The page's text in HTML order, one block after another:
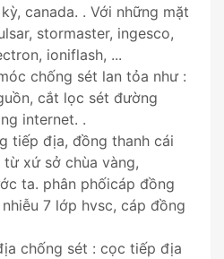
canada. . Với những mặt
stormaster, ingesco,
ioniflash, ...
chống sét lan tỏa như :
cắt lọc sét đường
internet. .
tiếp địa, đồng thanh cái
từ xứ sở chùa vàng,
ta. phân phốicáp đồng
7 lớp hvsc, cáp đồng
chống sét : cọc tiếp địa